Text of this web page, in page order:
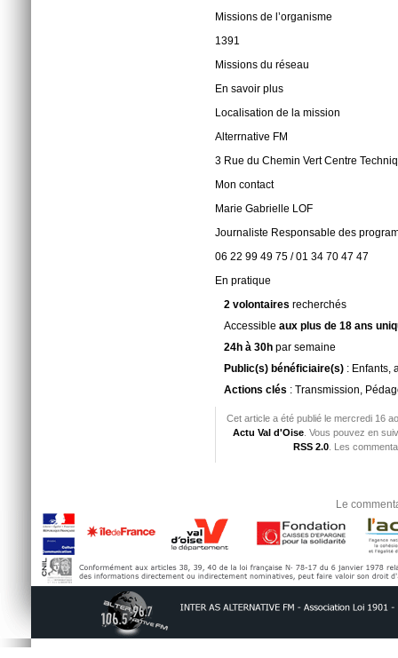
Missions de l’organisme
1391
Missions du réseau
En savoir plus
Localisation de la mission
Alterrnative FM
3 Rue du Chemin Vert Centre
Mon contact
Marie Gabrielle LOF
Journaliste Responsable des
06 22 99 49 75 / 01 34 70 47 47
En pratique
2 volontaires recherchés
Accessible aux plus de 18 ans
24h à 30h par semaine
Public(s) bénéficiaire(s) : Enfants,
Actions clés : Transmission,
Cet article a été publié le mercredi 16
Actu Val d'Oise . Vous pouvez en
RSS 2.0. Les
Le